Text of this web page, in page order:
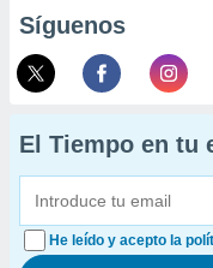
Síguenos
El Tiempo en tu
He leído y acepto la